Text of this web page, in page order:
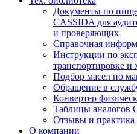
Документы по
CASSIDA для
и проверяющих
Справочная
Инструкции по
транспортировке и
Подбор масел по
Обращение в
Конвертер
Таблицы
Отзывы и
О компании